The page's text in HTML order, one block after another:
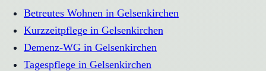
Betreutes Wohnen in Gelsenkirchen
Kurzzeitpflege in Gelsenkirchen
Demenz-WG in Gelsenkirchen
Tagespflege in Gelsenkirchen